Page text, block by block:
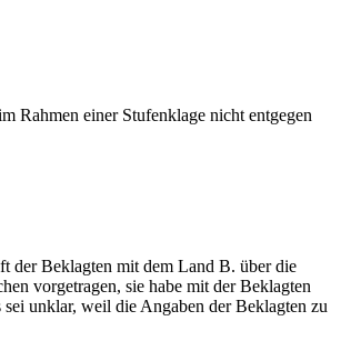
Rahmen einer Stufenklage nicht entgegen
der Beklagten mit dem Land B. über die
vorgetragen, sie habe mit der Beklagten
unklar, weil die Angaben der Beklagten zu